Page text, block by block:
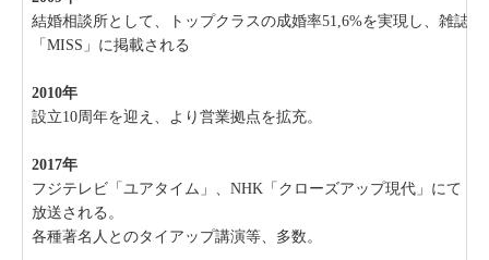
結婚相談所として、トップクラスの成婚率51,6%を実現し、雑誌
「MISS」に掲載される
2010年
設立10周年を迎え、より営業拠点を拡充。
2017年
フジテレビ「ユアタイム」、NHK「クローズアップ現代」にて
放送される。
各種著名人とのタイアップ講演等、多数。